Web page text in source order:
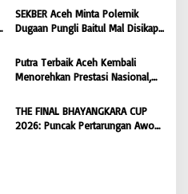
Masyarakat Diminta Hentikan
Penyebaran Hoaks | BONGKAR
‘Perkara.com
SEKBER Aceh Minta Polemik
Dugaan Pungli Baitul Mal Disikapi
Hukum terhadap Oknum |
BONGKAR ‘Perkara.com
Putra Terbaik Aceh Kembali
Menorehkan Prestasi Nasional,
Dipromosikan Menjadi
Koordinator JAM Pidum
THE FINAL BHAYANGKARA CUP
2026: Puncak Pertarungan Awon